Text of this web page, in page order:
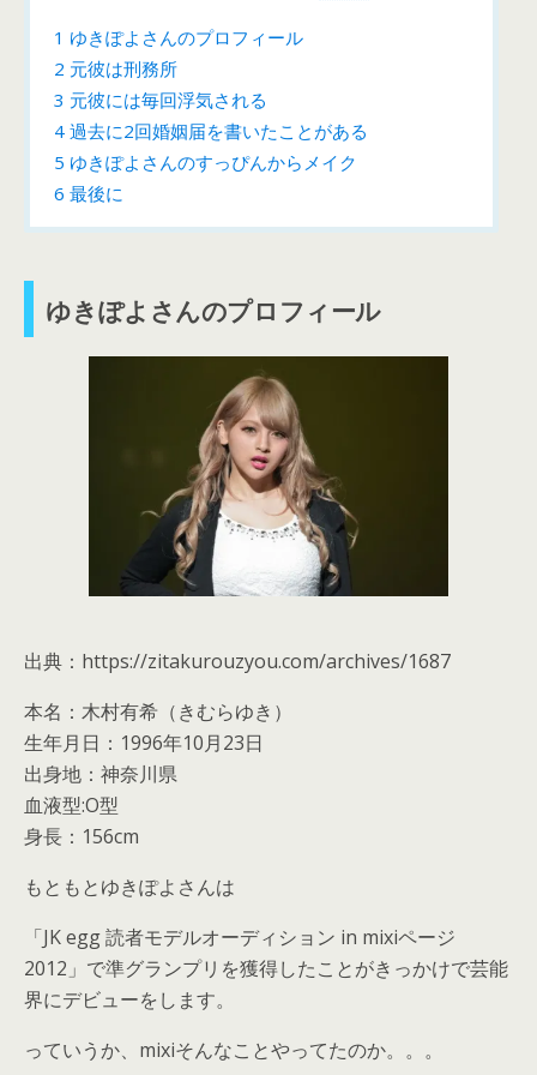
1 ゆきぽよさんのプロフィール
2 元彼は刑務所
3 元彼には毎回浮気される
4 過去に2回婚姻届を書いたことがある
5 ゆきぽよさんのすっぴんからメイク
6 最後に
ゆきぽよさんのプロフィール
出典：https://zitakurouzyou.com/archives/1687
本名：木村有希（きむらゆき）
生年月日：1996年10月23日
出身地：神奈川県
血液型:O型
身長：156cm
もともとゆきぽよさんは
「JK egg 読者モデルオーディション in mixiページ
2012」で準グランプリを獲得したことがきっかけで芸能
界にデビューをします。
っていうか、mixiそんなことやってたのか。。。